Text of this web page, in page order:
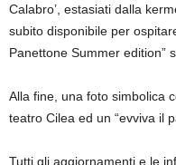
Calabro’, estasiati dalla
subito disponibile per
Panettone Summer edition”
Alla fine, una foto simbolica
teatro Cilea ed un “evviva il
Tutti gli aggiornamenti e le